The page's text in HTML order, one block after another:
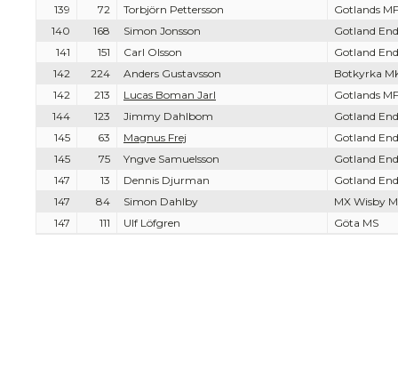
139
72 Torbjörn Pettersson
Gotlands
140
168 Simon Jonsson
Gotland
141
151 Carl Olsson
Gotland
142
224 Anders Gustavsson
Botkyrka
142
213 Lucas Boman Jarl
Gotlands
144
123 Jimmy Dahlbom
Gotland
145
63 Magnus Frej
Gotland
145
75 Yngve Samuelsson
Gotland
147
13 Dennis Djurman
Gotland
147
84 Simon Dahlby
MX Wisby
147
111 Ulf Löfgren Göta MS